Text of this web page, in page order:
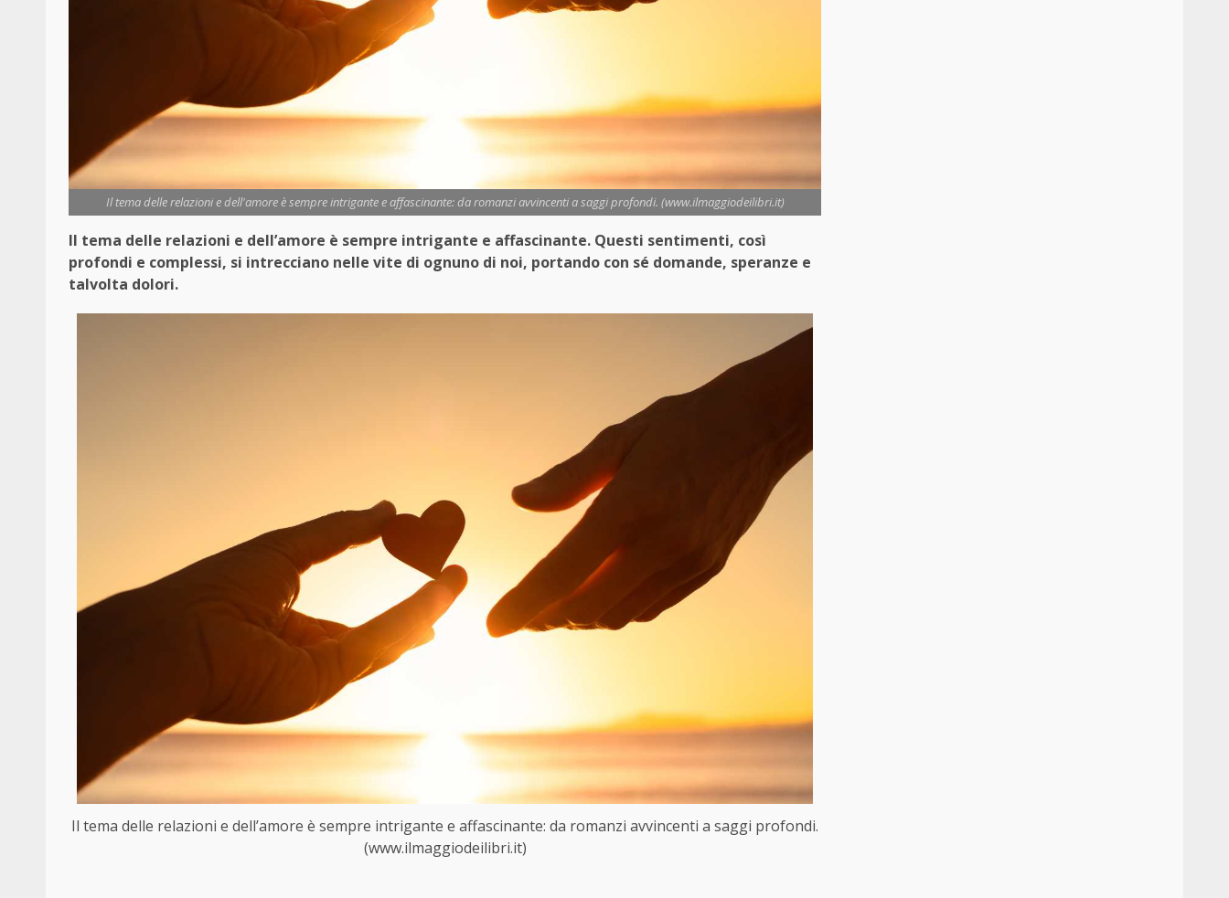
Il tema delle relazioni e dell'amore è sempre intrigante e affascinante: da romanzi avvincenti a saggi profondi. (www.ilmaggiodeilibri.it)
Il tema delle relazioni e dell’amore è sempre intrigante e affascinante. Questi sentimenti, così
profondi e complessi, si intrecciano nelle vite di ognuno di noi, portando con sé domande, speranze e
talvolta dolori.
Il tema delle relazioni e dell’amore è sempre intrigante e affascinante: da romanzi avvincenti a saggi profondi.
(www.ilmaggiodeilibri.it)